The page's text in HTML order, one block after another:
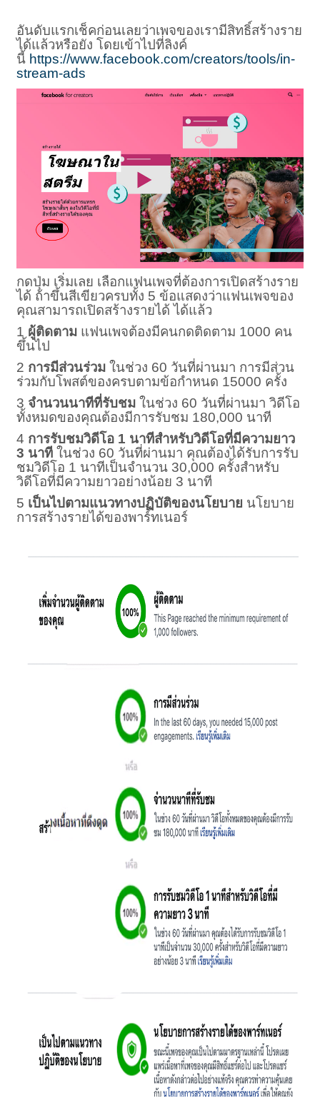
อันดับแรกเช็คก่อนเลยว่าเพจของเรามีสิทธิ์สร้างราย
ได้แล้วหรือยัง โดยเข้าไปที่ลิงค์
นี้ https://www.facebook.com/creators/tools/in-
stream-ads
กดปุ่ม เริ่มเลย เลือกแฟนเพจที่ต้องการเปิดสร้างราย
ได้ ถ้าขึ้นสีเขียวครบทั้ง 5 ข้อแสดงว่าแฟนเพจของ
คุณสามารถเปิดสร้างรายได้ ได้แล้ว
1 ผู้ติดตาม แฟนเพจต้องมีคนกดติดตาม 1000 คน
ขึ้นไป
2 การมีส่วนร่วม ในช่วง 60 วันที่ผ่านมา การมีส่วน
ร่วมกับโพสต์ของครบตามข้อกำหนด 15000 ครั้ง
3 จำนวนนาทีที่รับชม ในช่วง 60 วันที่ผ่านมา วิดีโอ
ทั้งหมดของคุณต้องมีการรับชม 180,000 นาที
4 การรับชมวิดีโอ 1 นาทีสำหรับวิดีโอที่มีความยาว
3 นาที ในช่วง 60 วันที่ผ่านมา คุณต้องได้รับการรับ
ชมวิดีโอ 1 นาทีเป็นจำนวน 30,000 ครั้งสำหรับ
วิดีโอที่มีความยาวอย่างน้อย 3 นาที
5 เป็นไปตามแนวทางปฏิบัติของนโยบาย นโยบาย
การสร้างรายได้ของพาร์ทเนอร์